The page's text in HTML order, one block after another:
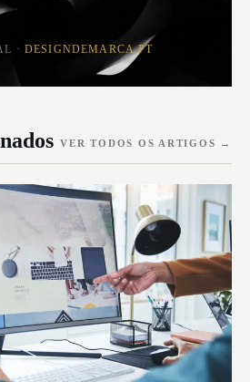
· DESIGNDEMARCA.PT
VER TODOS OS ARTIGOS →